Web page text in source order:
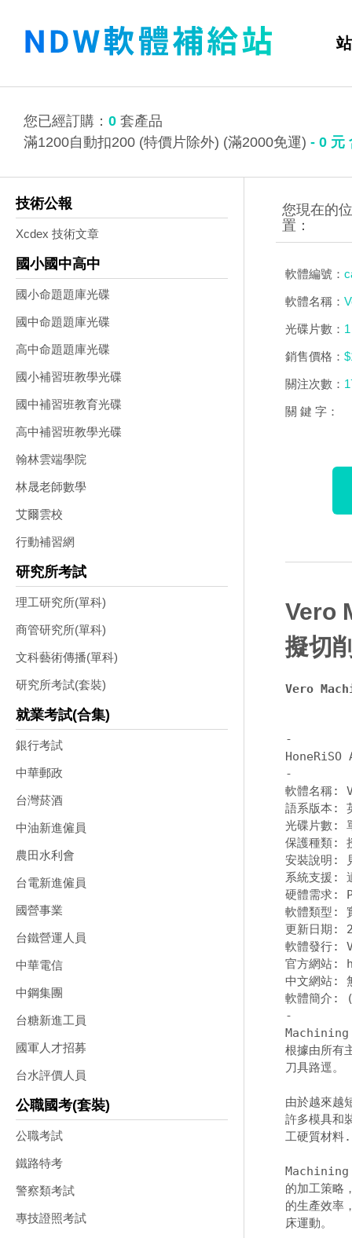
您已經訂購： 0 套產品
滿1200自動扣200 (特價片除外) (滿2000免運) - 0 元
技術公報
Xcdex 技術文章
國小國中高中
國小命題題庫光碟
國中命題題庫光碟
高中命題題庫光碟
國小補習班教學光碟
國中補習班教育光碟
高中補習班教學光碟
翰林雲端學院
林晟老師數學
艾爾雲校
行動補習網
研究所考試
理工研究所(單科)
商管研究所(單科)
文科藝術傳播(單科)
研究所考試(套裝)
就業考試(合集)
銀行考試
中華郵政
台灣菸酒
中油新進僱員
農田水利會
台電新進僱員
國營事業
台鐵營運人員
中華電信
中鋼集團
台糖新進工員
國軍人才招募
台水評價人員
公職國考(套裝)
公職考試
鐵路特考
警察類考試
專技證照考試
軟體編號：
軟體名稱：
光碟片數： 1
銷售價格：
關注次數：
關 鍵 字：
Vero
擬切
Vero
-
-
軟體名稱
語系版本:
光碟片數:
保護種類:
安裝說明:
系統支援:
硬體需求:
軟體類型:
更新日期:
軟體發行
官方網站
中文網站:
-
Machining
根據由所有
刀具路逕。
由於越來越
許多模具和
工硬質材
Machining
的加工策略
的生產效率
床運動。